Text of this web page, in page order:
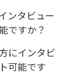
ンタビュー
ですか？
にインタビ
可能です